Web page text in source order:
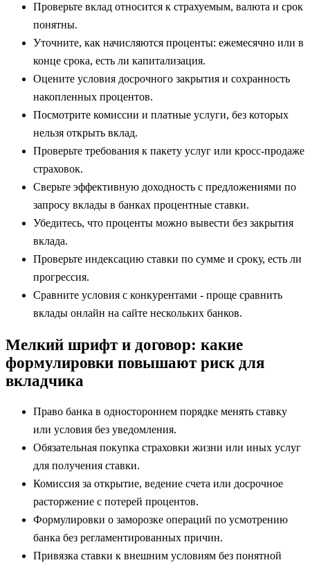
Проверьте вклад относится к страхуемым, валюта и срок
понятны.
Уточните, как начисляются проценты: ежемесячно или в
конце срока, есть ли капитализация.
Оцените условия досрочного закрытия и сохранность
накопленных процентов.
Посмотрите комиссии и платные услуги, без которых
нельзя открыть вклад.
Проверьте требования к пакету услуг или кросс-продаже
страховок.
Сверьте эффективную доходность с предложениями по
запросу вклады в банках процентные ставки.
Убедитесь, что проценты можно вывести без закрытия
вклада.
Проверьте индексацию ставки по сумме и сроку, есть ли
прогрессия.
Сравните условия с конкурентами - проще сравнить
вклады онлайн на сайте нескольких банков.
Мелкий шрифт и договор: какие
формулировки повышают риск для
вкладчика
Право банка в одностороннем порядке менять ставку
или условия без уведомления.
Обязательная покупка страховки жизни или иных услуг
для получения ставки.
Комиссия за открытие, ведение счета или досрочное
расторжение с потерей процентов.
Формулировки о заморозке операций по усмотрению
банка без регламентированных причин.
Привязка ставки к внешним условиям без понятной